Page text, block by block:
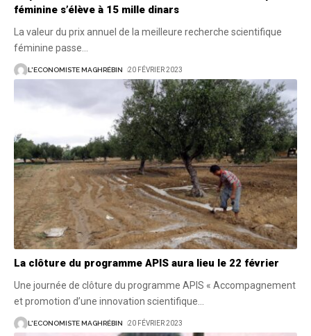
féminine s’élève à 15 mille dinars
La valeur du prix annuel de la meilleure recherche scientifique
féminine passe
L'ECONOMISTE MAGHRÉBIN 20 FÉVRIER 2023
La clôture du programme APIS aura lieu le 22 février
Une journée de clôture du programme APIS « Accompagnement
et promotion d’une innovation scientifique
L'ECONOMISTE MAGHRÉBIN 20 FÉVRIER 2023